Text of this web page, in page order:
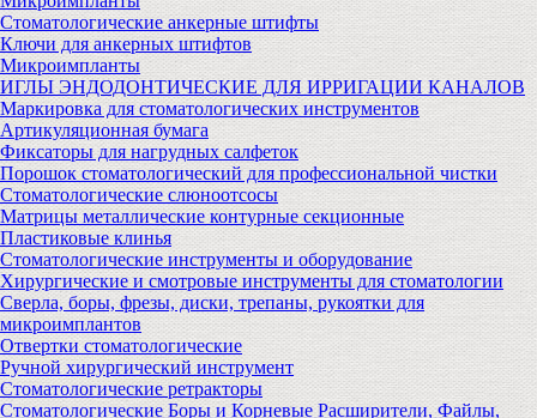
Стоматологические анкерные штифты
Ключи для анкерных штифтов
Микроимпланты
ИГЛЫ ЭНДОДОНТИЧЕСКИЕ ДЛЯ ИРРИГАЦИИ КАНАЛОВ
Маркировка для стоматологических инструментов
Артикуляционная бумага
Фиксаторы для нагрудных салфеток
Порошок стоматологический для профессиональной чистки
Стоматологические слюноотсосы
Матрицы металлические контурные секционные
Пластиковые клинья
Стоматологические инструменты и оборудование
Хирургические и смотровые инструменты для стоматологии
Сверла, боры, фрезы, диски, трепаны, рукоятки для
микроимплантов
Отвертки стоматологические
Ручной хирургический инструмент
Стоматологические ретракторы
Стоматологические Боры и Корневые Расширители, Файлы,